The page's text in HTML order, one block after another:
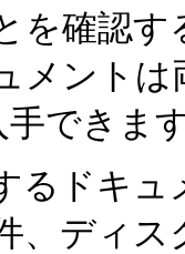
を確認
メントは
できま
るドキ
、ディ